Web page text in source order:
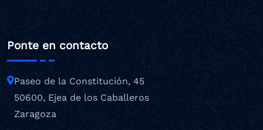
Ponte en contacto
Paseo de la Constitución, 45
50600, Ejea de los Caballeros
Zaragoza